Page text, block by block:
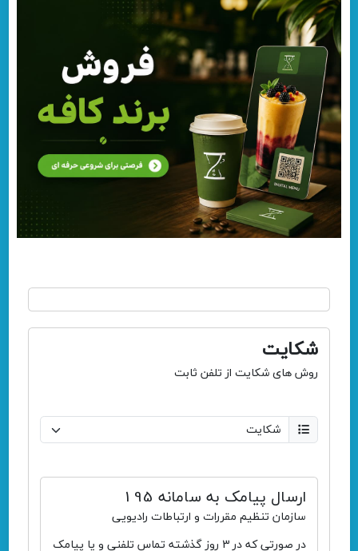
شکایت
روش های شکایت از تلفن ثابت
ارسال پیامک به سامانه 195
سازمان تنظیم مقررات و ارتباطات رادیویی
در صورتی که در 3 روز گذشته تماس تلفنی و یا پیامک